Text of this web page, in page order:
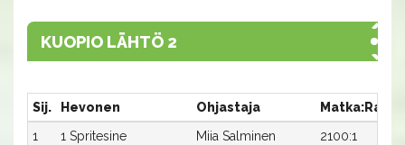
KUOPIO LÄHTÖ 2
Sij. Hevonen Ohjastaja
Matka:Rata
1
1 Spritesine Miia Salminen
2100:1